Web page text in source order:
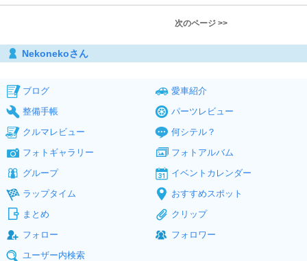
次のページ >>
Nekonekoさん
ブログ
愛車紹介
整備手帳
パーツレビュー
クルマレビュー
何シテル？
フォトギャラリー
フォトアルバム
グループ
イベントカレンダー
ラップタイム
おすすめスポット
まとめ
クリップ
フォロー
フォロワー
ユーザー内検索